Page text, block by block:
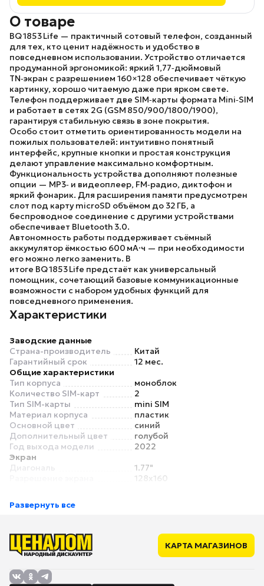
О товаре
BQ 1853 Life — практичный сотовый телефон, созданный
для тех, кто ценит надёжность и удобство в
повседневном использовании. Устройство отличается
продуманной эргономикой: яркий 1,77‑дюймовый
TN‑экран с разрешением 160×128 обеспечивает чёткую
картинку, хорошо читаемую даже при ярком свете.
Телефон поддерживает две SIM‑карты формата Mini‑SIM
и работает в сетях 2G (GSM 850/900/1800/1900),
гарантируя стабильную связь в зоне покрытия.
Особо стоит отметить ориентированность модели на
пожилых пользователей: интуитивно понятный
интерфейс, крупные кнопки и простая конструкция
делают управление максимально комфортным.
Функциональность устройства дополняют полезные
опции — MP3‑ и видеоплеер, FM‑радио, диктофон и
яркий фонарик. Для расширения памяти предусмотрен
слот под карту microSD объёмом до 32 ГБ, а
беспроводное соединение с другими устройствами
обеспечивает Bluetooth 3.0.
Автономность работы поддерживает съёмный
аккумулятор ёмкостью 600 мА·ч — при необходимости
его можно легко заменить. В
итоге BQ 1853 Life предстаёт как универсальный
помощник, сочетающий базовые коммуникационные
возможности с набором удобных функций для
повседневного применения.
Характеристики
Заводские данные
Страна-производитель
Китай
Гарантийный срок
12 мес.
Общие характеристики
Тип корпуса
моноблок
Количество SIM-карт
2
Тип SIM-карты
mini SIM
Материал корпуса
пластик
Основной цвет
синий
Дополнительный цвет
голубой
Год выхода модели
2022
Экран
Диагональ
1.77"
128x160
Поддержка сетей 2G
Поддержка сетей 4G LTE
Поддержка Bluetooth
Версия Bluetooth
Мультимедиа
Развернуть все
КАРТА МАГАЗИНОВ